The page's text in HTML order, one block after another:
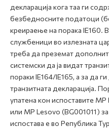
декларација кога таа ги
безбедносните податоци
креираење на порака IE160.
службеници во излезната
треба да преземат
системски да ја видат
пораки IE164/IE165, а за да
транзитната декларација.
упатена кон испоставите MP
или MP Lesovo (BG001011)
испостaва е во Република